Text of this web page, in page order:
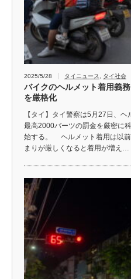
2025/5/28 タイニュース タイ社会
バイクのヘルメット着用義
を厳格化
【タイ】タイ警察は5月27日、
最高2000バーツの罰金を厳密に
始する。 ヘルメット着用は以
まりが厳しくなると着用が増え…